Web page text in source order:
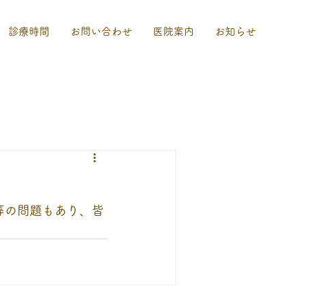
診療時間 お問い合わせ 医院案内 お知らせ
の問題もあり、皆